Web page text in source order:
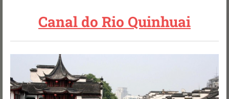
Canal do Rio Quinhuai